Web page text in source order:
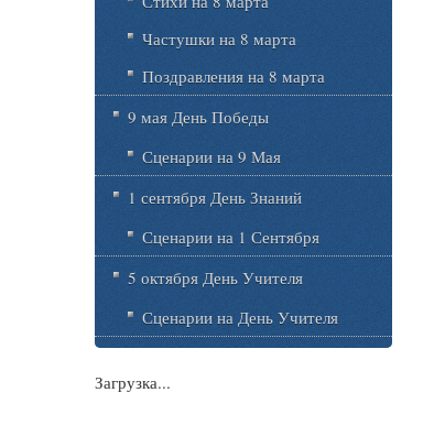
Частушки на 8 марта
Поздравления на 8 марта
9 мая День Победы
Сценарии на 9 Мая
1 сентября День Знаний
Сценарии на 1 Сентября
5 октября День Учителя
Сценарии на День Учителя
Загрузка...